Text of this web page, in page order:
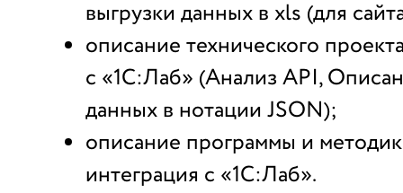
выгрузки данных в xls (для
описание технического
с «1С:Лаб» (Анализ API,
данных в нотации JSON);
описание программы и
интеграция с «1С:Лаб».